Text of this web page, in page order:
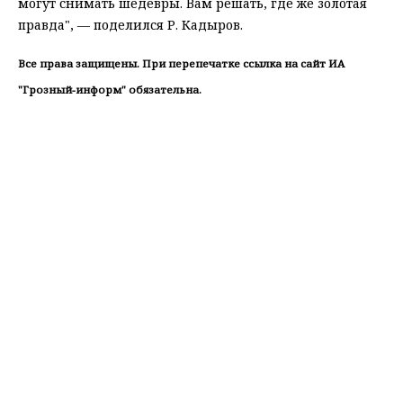
правда", — поделился Р. Кадыров.
Все права защищены. При перепечатке ссылка на сайт ИА
"Грозный-информ" обязательна.